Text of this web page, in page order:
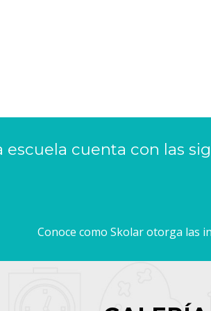
escuela cuenta con las
Conoce como Skolar otorga las